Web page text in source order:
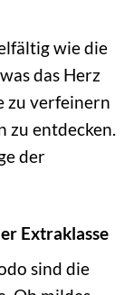
wie die
das Herz
zu verfeinern
zu entdecken.
der
Extraklasse
sind die